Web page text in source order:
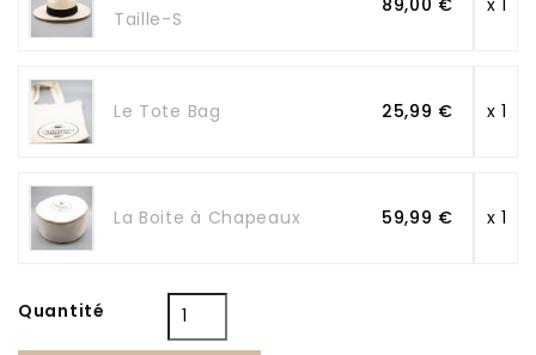
Taille-S
89,00 € x 1
Le Tote Bag 25,99 € x 1
La Boite à Chapeaux 59,99 € x 1
Quantité